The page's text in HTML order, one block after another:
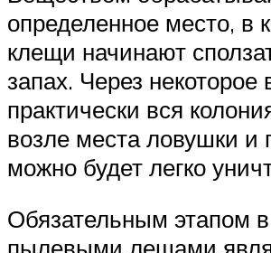
определенное место, в
клещи начинают
запах. Через некоторое
практически вся
возле места ловушки и
можно будет легко
Обязательным этапом